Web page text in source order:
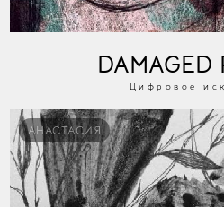
DAMAGED
Цифровое
АНАСТАСИЯ